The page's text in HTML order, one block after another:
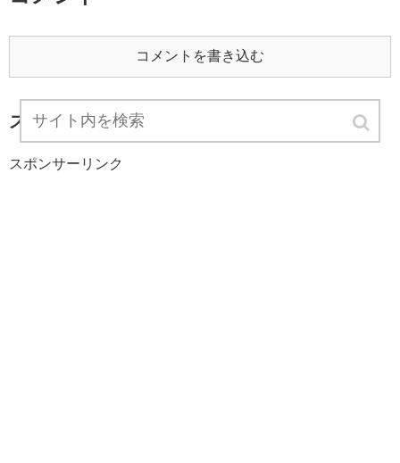
コメントを書き込む
スポンサーリンク
スポンサーリンク